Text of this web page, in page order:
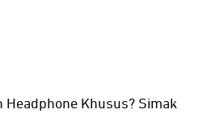
Headphone Khusus? Simak